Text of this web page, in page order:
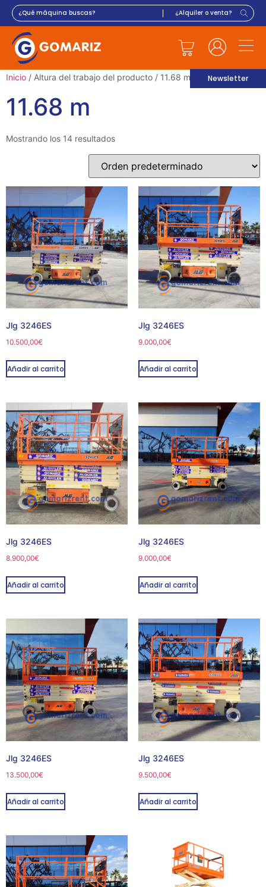
Newsletter
Inicio / Altura del trabajo del producto / 11.68 m
11.68 m
Mostrando los 14 resultados
Jlg 3246ES
10.500,00€
Añadir al carrito
Jlg 3246ES
9.000,00€
Añadir al carrito
Jlg 3246ES
8.900,00€
Añadir al carrito
Jlg 3246ES
9.000,00€
Añadir al carrito
Jlg 3246ES
13.500,00€
Añadir al carrito
Jlg 3246ES
9.500,00€
Añadir al carrito